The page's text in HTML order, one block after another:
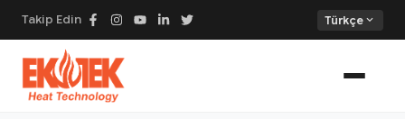
Takip Edin Türkçe expand_more